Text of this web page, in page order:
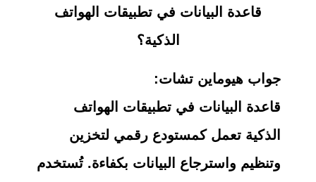
قاعدة البيانات في تطبيقات الهواتف
الذكية؟
جواب هيوماين تشات:
قاعدة البيانات في تطبيقات الهواتف
الذكية تعمل كمستودع رقمي لتخزين
وتنظيم واسترجاع البيانات بكفاءة. تُستخدم